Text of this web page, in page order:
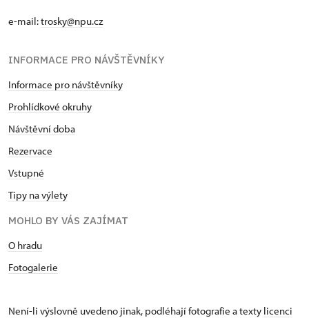
e-mail:trosky@npu.cz
INFORMACE PRO NÁVŠTĚVNÍKY
Informace pro návštěvníky
Prohlídkové okruhy
Návštěvní doba
Rezervace
Vstupné
Tipy na výlety
MOHLO BY VÁS ZAJÍMAT
O hradu
Fotogalerie
Není-li výslovně uvedeno jinak, podléhají fotografie a texty licenci